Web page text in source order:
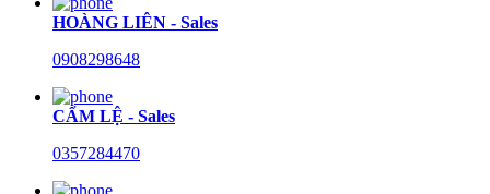
HOÀNG LIÊN - Sales
0908298648
CẨM LỆ - Sales
0357284470